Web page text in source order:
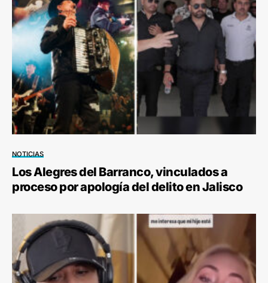
NOTICIAS
Los Alegres del Barranco, vinculados a
proceso por apología del delito en Jalisco